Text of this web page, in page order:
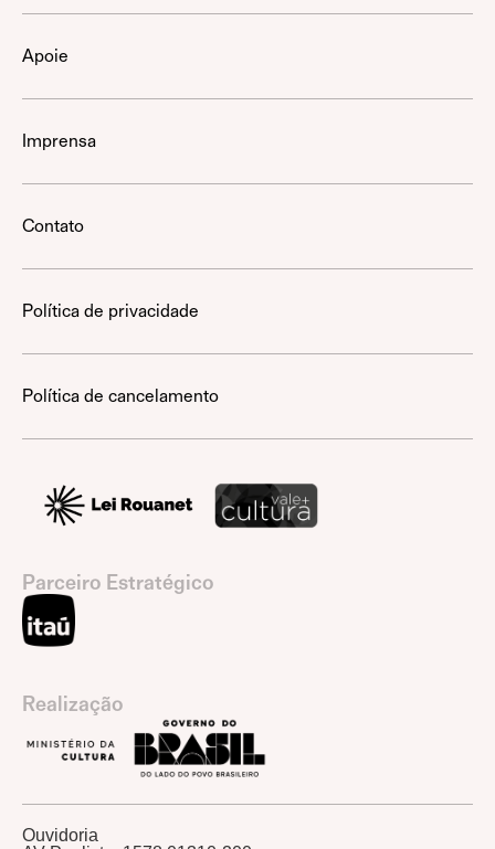
Apoie
Imprensa
Contato
Política de privacidade
Política de cancelamento
Parceiro Estratégico
Realização
Ouvidoria